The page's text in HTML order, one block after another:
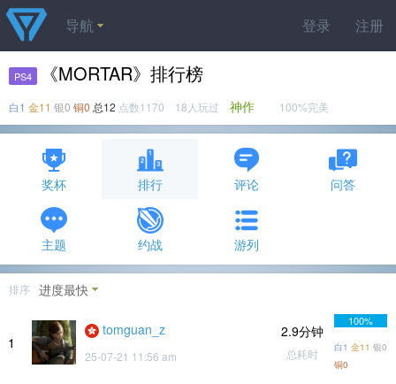
登录 注册
导航
PS4 《MORTAR》排行榜
白1 金11 银0 铜0 总12 点数1170 18人玩过 神作 100%完美
奖杯 排行 评论 问答
主题 约战 游列
排序 进度最快
1
tomguan_z
25-07-21 11:56 am
2.9分钟
总耗时
100%
白1 金11 银0
铜0